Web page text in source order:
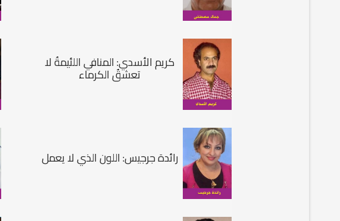
كريم الأسدي: المنافي اللئيمةُ لا
تعشقُ الكرماء
رائدة جرجيس: اللون الذي لا يعمل